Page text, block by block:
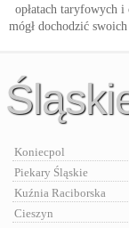
opłatach taryfowych i
mógł dochodzić
Koniecpol
Piekary Śląskie
Kuźnia Raciborska
Cieszyn